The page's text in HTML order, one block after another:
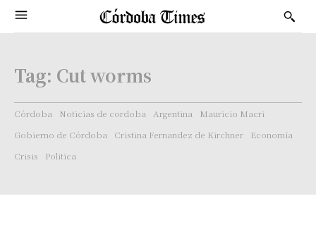
Tag: Cut worms
Córdoba Noticias de cordoba Argentina
Mauricio Macri
Gobierno de Córdoba
Cristina Fernandez de Kirchner
Economía
Crisis
Politica